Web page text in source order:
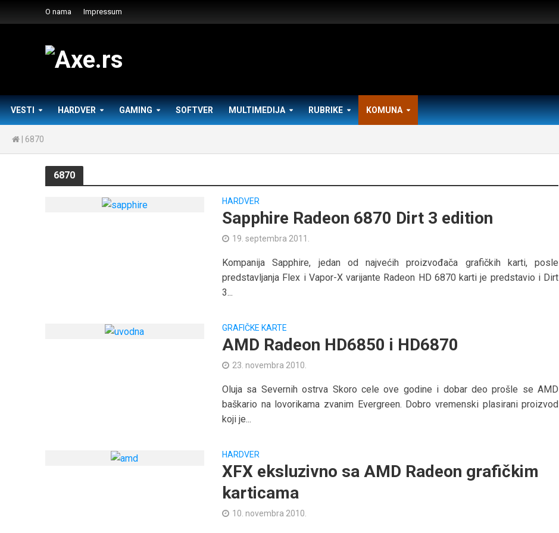
O nama Impressum
VESTI HARDVER GAMING SOFTVER MULTIMEDIJA RUBRIKE KOMUNA
6870
6870
HARDVER
Sapphire Radeon 6870 Dirt 3 edition
19. septembra 2011.
Kompanija Sapphire, jedan od najvećih proizvođača grafičkih karti, posle
predstavljanja Flex i Vapor-X varijante Radeon HD 6870 karti je predstavio i Dirt
3...
GRAFIČKE KARTE
AMD Radeon HD6850 i HD6870
23. novembra 2010.
Oluja sa Severnih ostrva Skoro cele ove godine i dobar deo prošle se AMD
baškario na lovorikama zvanim Evergreen. Dobro vremenski plasirani proizvod
koji je...
HARDVER
XFX eksluzivno sa AMD Radeon grafičkim
karticama
10. novembra 2010.